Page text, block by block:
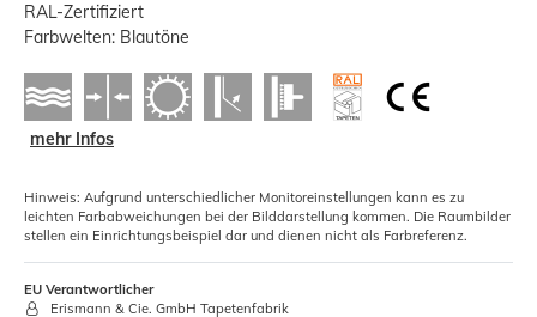
RAL-Zertifiziert
Farbwelten: Blautöne
mehr Infos
Hinweis: Aufgrund unterschiedlicher Monitoreinstellungen kann es zu
leichten Farbabweichungen bei der Bilddarstellung kommen. Die Raumbilder
stellen ein Einrichtungsbeispiel dar und dienen nicht als Farbreferenz.
EU Verantwortlicher
Erismann & Cie. GmbH Tapetenfabrik